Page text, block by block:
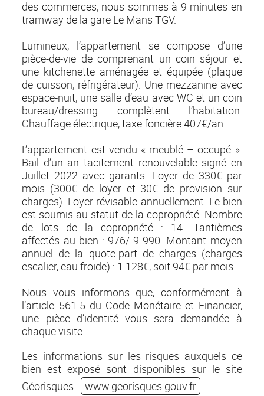
des commerces, nous sommes à 9 minutes en
tramway de la gare Le Mans TGV.
Lumineux, l’appartement se compose d’une
pièce-de-vie de comprenant un coin séjour et
une kitchenette aménagée et équipée (plaque
de cuisson, réfrigérateur). Une mezzanine avec
espace-nuit, une salle d’eau avec WC et un coin
bureau/dressing complètent l’habitation.
Chauffage électrique, taxe foncière 407€/an.
L’appartement est vendu « meublé – occupé ».
Bail d’un an tacitement renouvelable signé en
Juillet 2022 avec garants. Loyer de 330€ par
mois (300€ de loyer et 30€ de provision sur
charges). Loyer révisable annuellement. Le bien
est soumis au statut de la copropriété. Nombre
de lots de la copropriété : 14. Tantièmes
affectés au bien : 976/ 9 990. Montant moyen
annuel de la quote-part de charges (charges
escalier, eau froide) : 1 128€, soit 94€ par mois.
Nous vous informons que, conformément à
l’article 561-5 du Code Monétaire et Financier,
une pièce d’identité vous sera demandée à
chaque visite.
Les informations sur les risques auxquels ce
bien est exposé sont disponibles sur le site
Géorisques : www.georisques.gouv.fr